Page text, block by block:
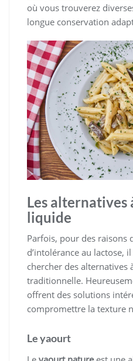
où vous trouverez
longue conservation
Les alternatives
liquide
Parfois, pour des raisons
d’intolérance au lactose,
chercher des alternatives
traditionnelle.
offrent des solutions
compromettre la texture
Le yaourt